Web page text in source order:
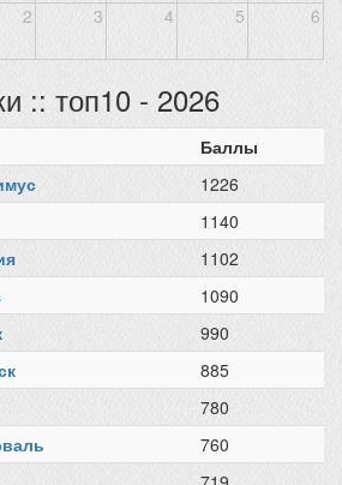
2 3 4 5 6
:: топ10 - 2026
Баллы
1226
1140
1102
1090
990
885
780
760